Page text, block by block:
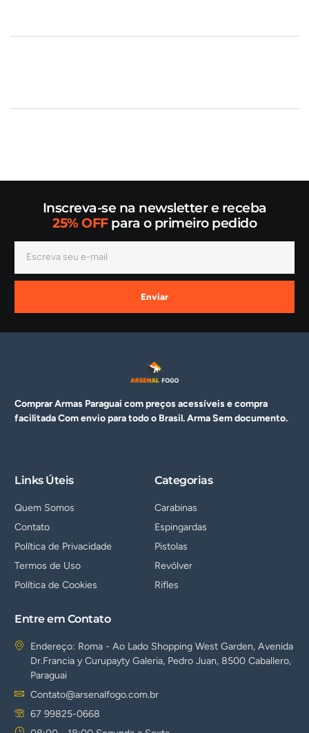
Inscreva-se na newsletter e receba
25% OFFpara o primeiro pedido
Enviar
Comprar Armas Paraguai com preços acessíveis e compra
facilitada Com envio para todo o Brasil. ArmaSem documento.
Links Úteis
Quem Somos
Contato
Política de Privacidade
Termos de Uso
Política de Cookies
Categorias
Carabinas
Espingardas
Pistolas
Revólver
Rifles
Entre em Contato
Endereço: Roma - Ao Lado Shopping West Garden, Avenida
Dr.Francia y Curupayty Galeria, Pedro Juan, 8500 Caballero,
Paraguai
Contato@arsenalfogo.com.br
67 99825-0668